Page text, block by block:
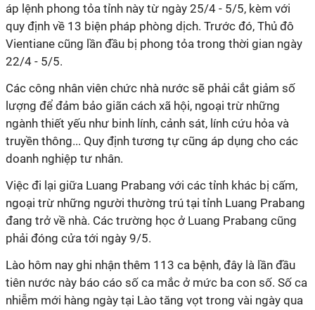
áp lệnh phong tỏa tỉnh này từ ngày 25/4 - 5/5, kèm với
quy định về 13 biện pháp phòng dịch. Trước đó, Thủ đô
Vientiane cũng lần đầu bị phong tỏa trong thời gian ngày
22/4 - 5/5.
Các công nhân viên chức nhà nước sẽ phải cắt giảm số
lượng để đảm bảo giãn cách xã hội, ngoại trừ những
ngành thiết yếu như binh lính, cảnh sát, lính cứu hỏa và
truyền thông... Quy định tương tự cũng áp dụng cho các
doanh nghiệp tư nhân.
Việc đi lại giữa Luang Prabang với các tỉnh khác bị cấm,
ngoại trừ những người thường trú tại tỉnh Luang Prabang
đang trở về nhà. Các trường học ở Luang Prabang cũng
phải đóng cửa tới ngày 9/5.
Lào hôm nay ghi nhận thêm 113 ca bệnh, đây là lần đầu
tiên nước này báo cáo số ca mắc ở mức ba con số. Số ca
nhiễm mới hàng ngày tại Lào tăng vọt trong vài ngày qua